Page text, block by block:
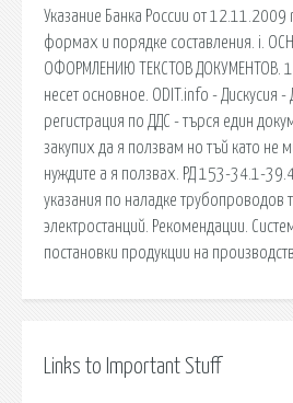
Указание Банка России от
формах и порядке составления. i.
ОФОРМЛЕНИЮ ТЕКСТОВ ДОКУМЕНТОВ.
несет основное. ODIT.info - Дискусия
регистрация по ДДС - търся един
закупих да я ползвам но тъй като не
нуждите а я ползвах. РД 153-34.1-
указания по наладке трубопроводов
электростанций. Рекомендации.
постановки продукции на
Links to Important Stuff